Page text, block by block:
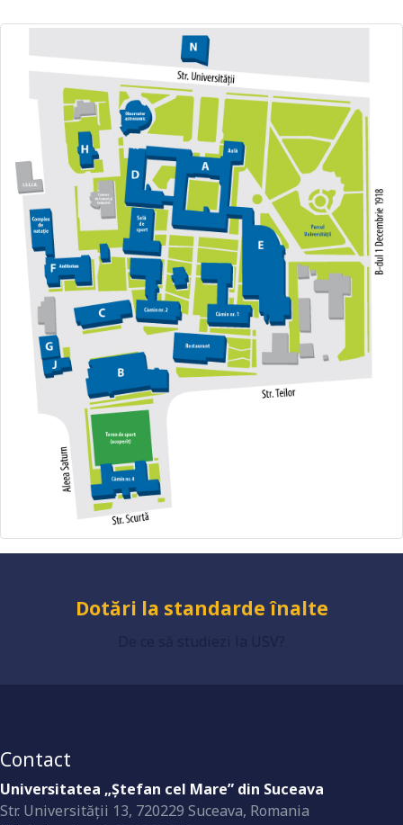
Universitate acreditată
Grad de încredere ridicat
Dotări la standarde înalte
Contact
Universitatea „Ştefan cel Mare” din Suceava
Str. Universităţii 13, 720229 Suceava, Romania